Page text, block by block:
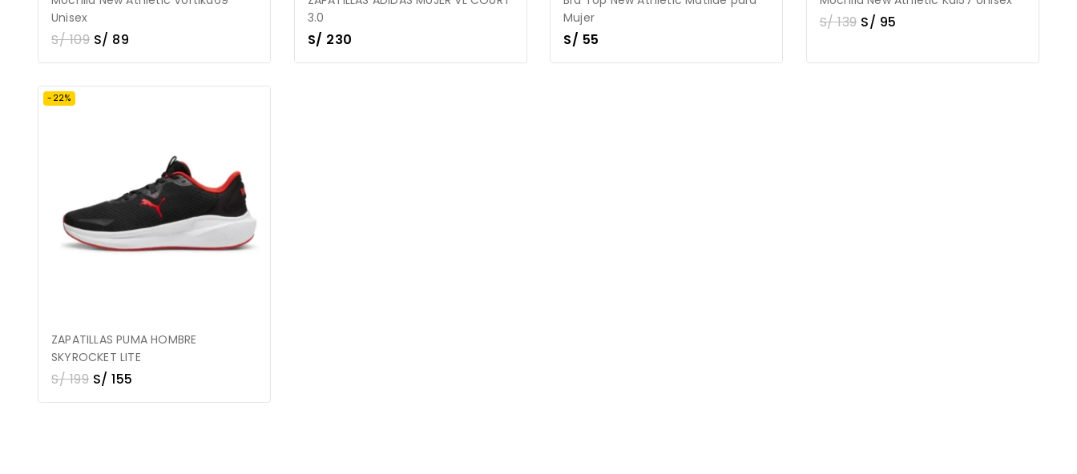
Unisex
S/109 S/ 89
3.0
S/ 230
Mujer
S/ 55
S/139 S/ 95
-22%
ZAPATILLAS PUMA HOMBRE
SKYROCKET LITE
S/199 S/ 155